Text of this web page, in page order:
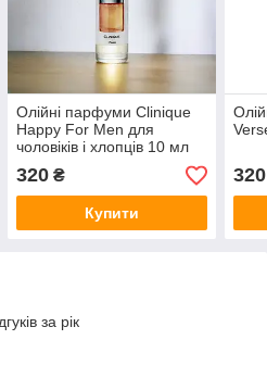
Олійні парфуми Clinique
Happy For Men для
чоловіків і хлопців 10 мл
Франція
320₴
Купити
320
за рік